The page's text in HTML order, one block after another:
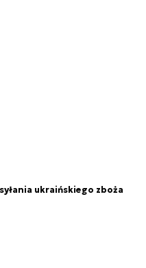
ukraińskiego zboża